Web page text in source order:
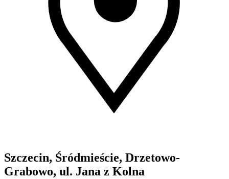
Szczecin, Śródmieście, Drzetowo-
Grabowo, ul. Jana z Kolna